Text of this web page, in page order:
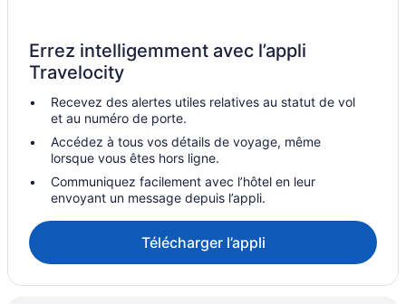
Errez intelligemment avec l’appli
Travelocity
Recevez des alertes utiles relatives au statut de vol
et au numéro de porte.
Accédez à tous vos détails de voyage, même
lorsque vous êtes hors ligne.
Communiquez facilement avec l’hôtel en leur
envoyant un message depuis l’appli.
Télécharger l’appli